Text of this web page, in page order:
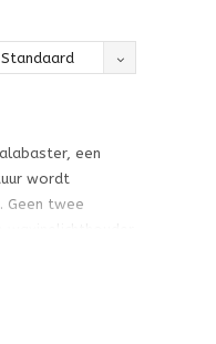
Standaard
een
wordt
Geen twee